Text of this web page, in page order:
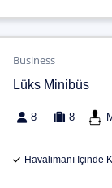
Business
Lüks Minibüs
8 8
Havalimanı Içinde